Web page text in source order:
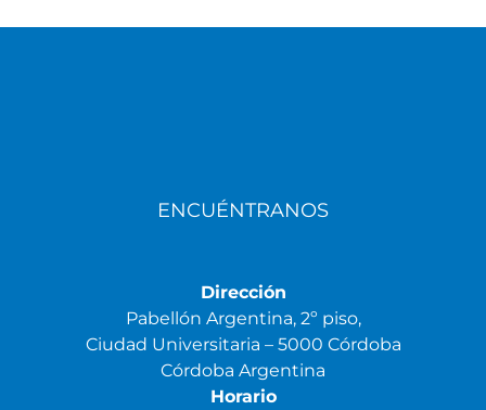
ENCUÉNTRANOS
Dirección
Pabellón Argentina, 2º piso,
Ciudad Universitaria – 5000 Córdoba
Córdoba Argentina
Horario